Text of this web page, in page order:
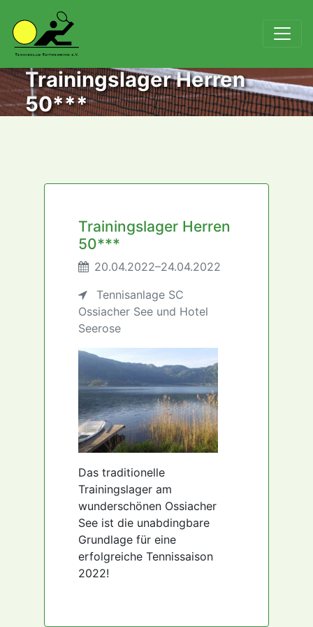
Trainingslager Herren
50***
Trainingslager Herren
50***
20.04.2022–24.04.2022
Tennisanlage SC
Ossiacher See und Hotel
Seerose
Das traditionelle
Trainingslager am
wunderschönen Ossiacher
See ist die unabdingbare
Grundlage für eine
erfolgreiche Tennissaison
2022!